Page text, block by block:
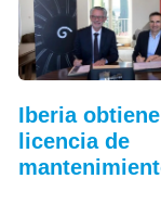
Iberia obtiene
licencia de